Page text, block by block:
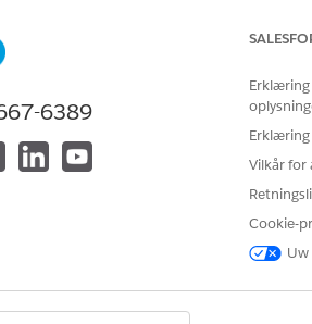
Opret delingsregler, der
Opret en profil for en
Konfigurer en profil for at
LØSTE DENNE ARTIKEL DIT
Giv os besked, så vi kan
6389
Erklæring
Vilkår for
Cookie-
Uw